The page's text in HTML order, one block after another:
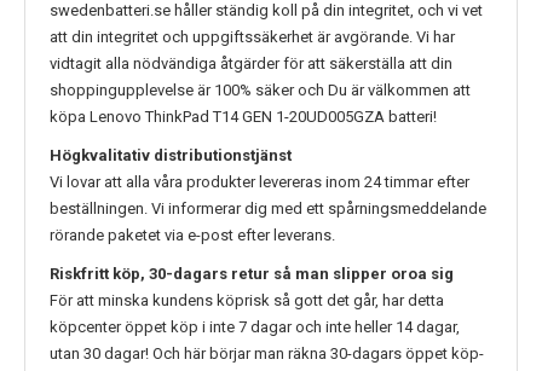
swedenbatteri.se håller ständig koll på din integritet, och vi vet
att din integritet och uppgiftssäkerhet är avgörande. Vi har
vidtagit alla nödvändiga åtgärder för att säkerställa att din
shoppingupplevelse är 100% säker och Du är välkommen att
köpa Lenovo ThinkPad T14 GEN 1-20UD005GZA batteri!
Högkvalitativ distributionstjänst
Vi lovar att alla våra produkter levereras inom 24 timmar efter
beställningen. Vi informerar dig med ett spårningsmeddelande
rörande paketet via e-post efter leverans.
Riskfritt köp, 30-dagars retur så man slipper oroa sig
För att minska kundens köprisk så gott det går, har detta
köpcenter öppet köp i inte 7 dagar och inte heller 14 dagar,
utan 30 dagar! Och här börjar man räkna 30-dagars öppet köp-